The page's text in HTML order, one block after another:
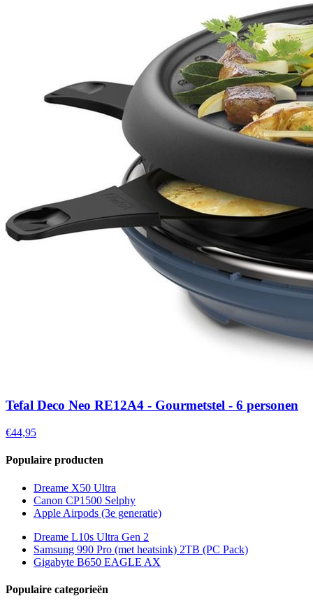
Tefal Deco Neo RE12A4 - Gourmetstel - 6 personen
€44,95
Populaire producten
Dreame X50 Ultra
Canon CP1500 Selphy
Apple Airpods (3e generatie)
Dreame L10s Ultra Gen 2
Samsung 990 Pro (met heatsink) 2TB (PC Pack)
Gigabyte B650 EAGLE AX
Populaire categorieën